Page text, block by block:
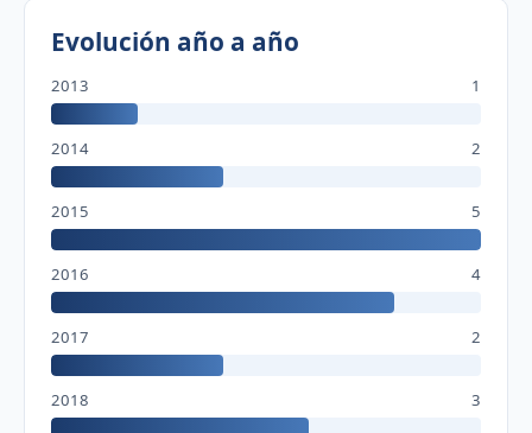
Evolución año a año
2013 1
2014 2
2015 5
2016 4
2017 2
2018 3